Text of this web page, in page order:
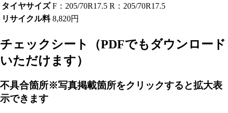
タイヤサイズ F：205/70R17.5 R：205/70R17.5
リサイクル料 8,820円
チェックシート
（PDFでもダウンロード
いただけます）
不具合箇所※写真掲載箇所をクリックすると拡大表
示できます